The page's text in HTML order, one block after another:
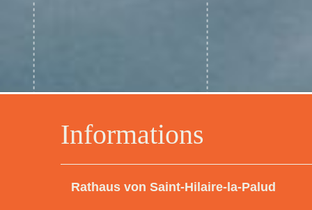
Informations
Rathaus von Saint-Hilaire-la-Palud